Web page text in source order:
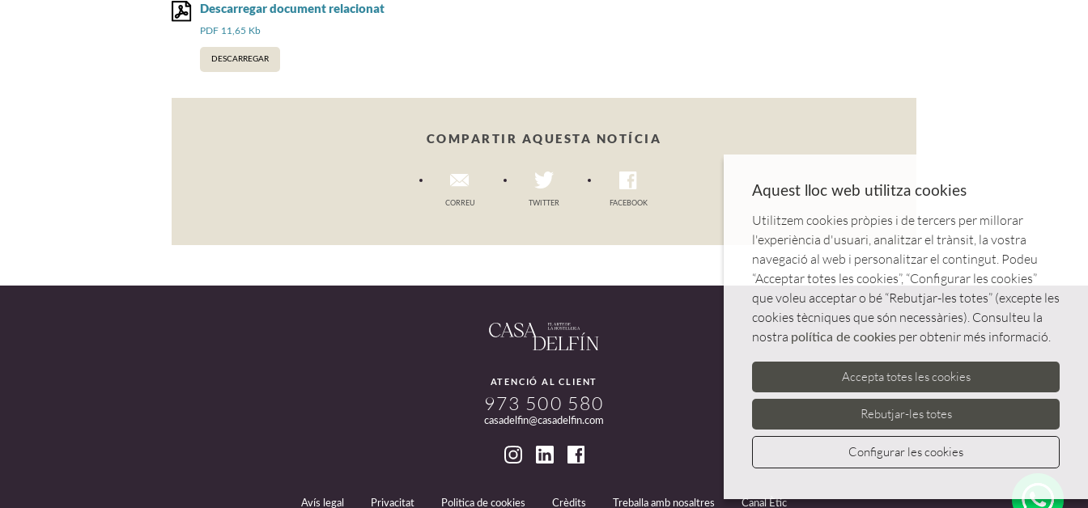
Descarregar document relacionat
PDF 11,65 Kb
DESCARREGAR
COMPARTIR AQUESTA NOTÍCIA
CORREU TWITTER FACEBOOK
ATENCIÓ AL CLIENT
973 500 580
casadelfin@casadelfin.com
Avís legal Privacitat Politica de cookies Crèdits Treballa amb nosaltres Canal Ètic
Aquest lloc web utilitza cookies
Utilitzem cookies pròpies i de tercers per millorar
l'experiència d'usuari, analitzar el trànsit, la vostra
navegació al web i personalitzar el contingut. Podeu
“Acceptar totes les cookies”, “Configurar les cookies”
que voleu acceptar o bé “Rebutjar-les totes” (excepte les
cookies tècniques que són necessàries). Consulteu la
nostra política de cookies per obtenir més informació.
Accepta totes les cookies
Rebutjar-les totes
Configurar les cookies